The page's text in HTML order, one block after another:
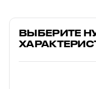
ВЫБЕРИТЕ